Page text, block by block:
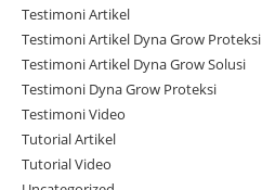
Testimoni Artikel
Testimoni Artikel Dyna Grow Proteksi
Testimoni Artikel Dyna Grow Solusi
Testimoni Dyna Grow Proteksi
Testimoni Video
Tutorial Artikel
Tutorial Video